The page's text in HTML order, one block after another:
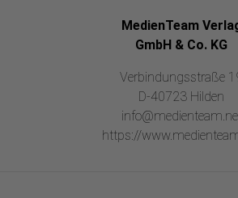
MedienTeam
GmbH & Co. KG
Verbindungsstraße
D-40723 Hilden
https://